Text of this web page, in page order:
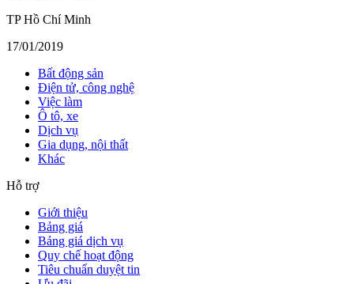
TP Hồ Chí Minh
17/01/2019
Bất động sản
Điện tử, công nghệ
Việc làm
Ô tô, xe
Dịch vụ
Gia dụng, nội thất
Khác
Hỗ trợ
Giới thiệu
Bảng giá
Bảng giá dịch vụ
Quy chế hoạt động
Tiêu chuẩn duyệt tin